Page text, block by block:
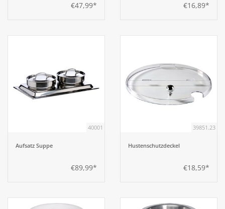
€47,99* €16,89*
40001
Aufsatz Suppe
€89,99*
39851.23
Hustenschutzdeckel
€18,59*